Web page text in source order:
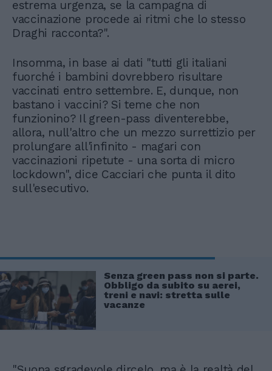
estrema urgenza, se la campagna di
vaccinazione procede ai ritmi che lo stesso
Draghi racconta?".
Insomma, in base ai dati "tutti gli italiani
fuorché i bambini dovrebbero risultare
vaccinati entro settembre. E, dunque, non
bastano i vaccini? Si teme che non
funzionino? Il green-pass diventerebbe,
allora, null'altro che un mezzo surrettizio per
prolungare all'infinito - magari con
vaccinazioni ripetute - una sorta di micro
lockdown", dice Cacciari che punta il dito
sull'esecutivo.
Senza green pass non si parte.
Obbligo da subito su aerei,
treni e navi: stretta sulle
vacanze